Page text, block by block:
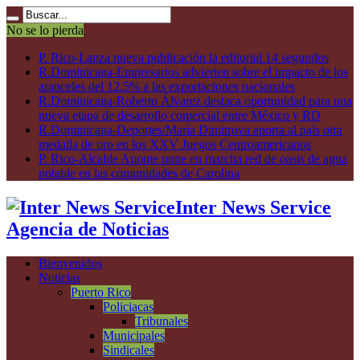
No se lo pierda
P. Rico-Lanza nueva publicación la editorial 14 segundos
R.Dominicana-Empresarios advierten sobre el impacto de los
aranceles del 12.5% a las exportaciones nacionales
R.Dominicana-Roberto Álvarez destaca oportunidad para una
nueva etapa de desarrollo comercial entre México y RD
R.Dominicana-Deportes/María Dimitrova aporta al país otra
medalla de oro en los XXV Juegos Centroamericanos
P. Rico-Alcalde Aponte pone en marcha red de oasis de agua
potable en las comunidades de Carolina
Inter News Service
Agencia de Noticias
Bienvenidos
Noticias
Puerto Rico
Policiacas
Tribunales
Municipales
Sindicales